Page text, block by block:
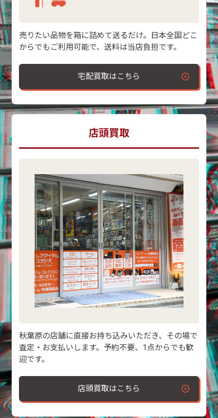
売りたい品物を箱に詰めて送るだけ。日本全国どこ
からでもご利用可能で、送料は当店負担です。
宅配買取はこちら
店頭買取
秋葉原の店舗に直接お持ち込みいただき、その場で
査定・お支払いします。予約不要、1点からでも歓
迎です。
店頭買取はこちら